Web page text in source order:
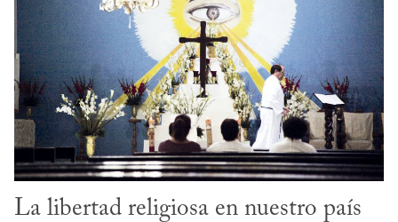
La libertad religiosa en nuestro país